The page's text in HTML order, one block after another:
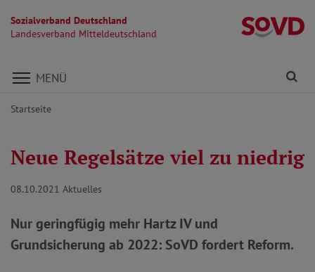
Sozialverband Deutschland
Landesverband Mitteldeutschland
Direkt zu den Inhalten springen
MENÜ
Startseite
Neue Regelsätze viel zu niedrig
08.10.2021 Aktuelles
Nur geringfügig mehr Hartz IV und
Grundsicherung ab 2022: SoVD fordert Reform.